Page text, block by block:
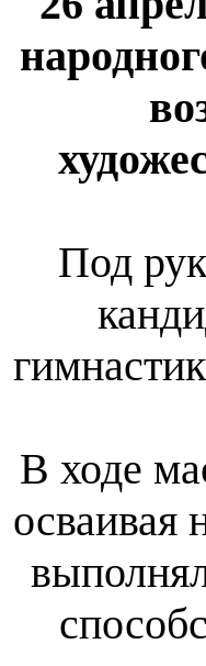
Под
В ходе
осваивая